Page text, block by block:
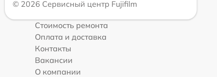
© 2026 Сервисный центр Fujifilm
Стоимость ремонта
Оплата и доставка
Контакты
Вакансии
О компании